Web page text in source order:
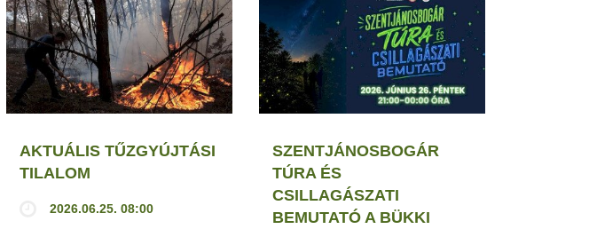
AKTUÁLIS TŰZGYÚJTÁSI
TILALOM
2026.06.25. 08:00
SZENTJÁNOSBOGÁR
TÚRA ÉS
CSILLAGÁSZATI
BEMUTATÓ A BÜKKI